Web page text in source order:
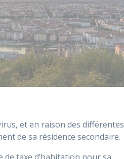
et en raison des différentes
de sa résidence secondaire.